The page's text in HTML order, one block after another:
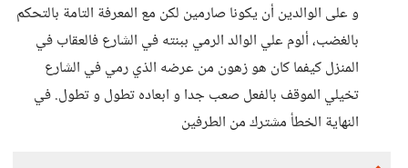
و على الوالدين أن يكونا صارمين لكن مع المعرفة التامة بالتحكم
بالغضب، ألوم علي الوالد الرمي ببنته في الشارع فالعقاب في
المنزل كيفما كان هو زهون من عرضه الذي رمي في الشارع
تخيلي الموقف بالفعل صعب جدا و ابعاده تطول و تطول. في
النهاية الخطأ مشترك من الطرفين